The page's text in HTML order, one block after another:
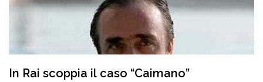
In Rai scoppia il caso “Caimano”